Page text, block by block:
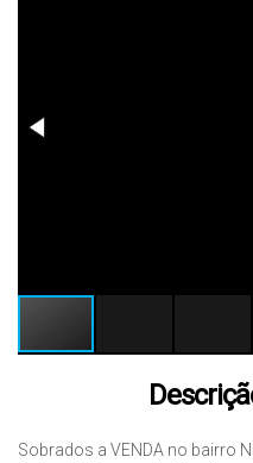
Sobrados a VENDA no bairro